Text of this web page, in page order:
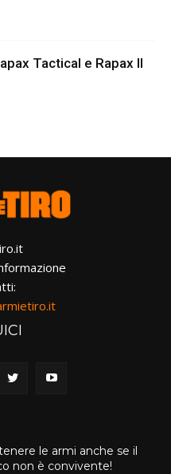
Tactical e Rapax II
le armi anche se il
non è convivente!